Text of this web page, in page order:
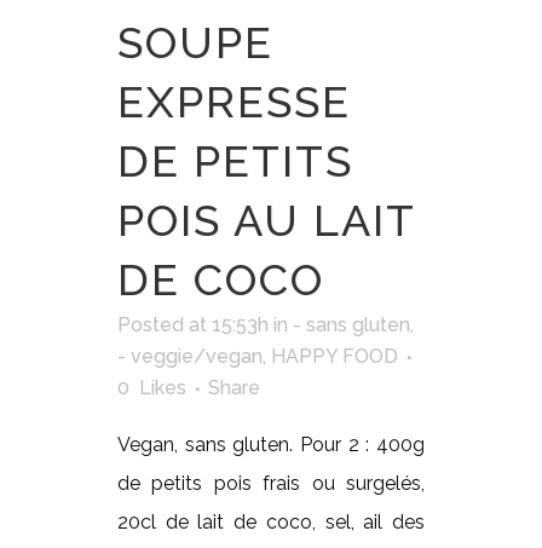
SOUPE
EXPRESSE
DE PETITS
POIS AU LAIT
DE COCO
Posted at 15:53h in - sans gluten,
- veggie/vegan, HAPPY FOOD
0 Likes Share
Vegan, sans gluten. Pour 2 : 400g
de petits pois frais ou surgelés,
20cl de lait de coco, sel, ail des